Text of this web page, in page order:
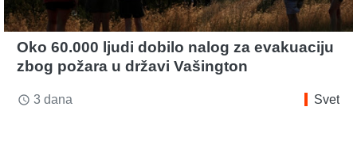
Oko 60.000 ljudi dobilo nalog za evakuaciju
zbog požara u državi Vašington
access_time 3 dana Svet